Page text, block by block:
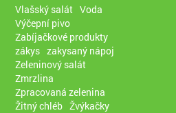
Vlašský salát Voda
Výčepní pivo
Zabíjačkové produkty
zákys zakysaný nápoj
Zeleninový salát
Zmrzlina
Zpracovaná zelenina
Žitný chléb Žvýkačky